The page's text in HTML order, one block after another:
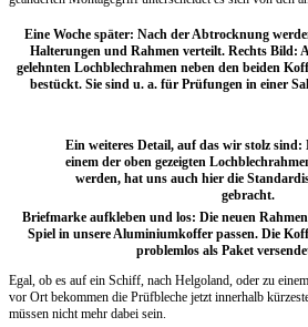
Eine Woche später: Nach der Abtrocknung
Halterungen und Rahmen verteilt. Rechts Bild:
gelehnten Lochblechrahmen neben den beiden
bestückt. Sie sind u. a. für Prüfungen in einer
Ein weiteres Detail, auf das wir stolz
einem der oben gezeigten
werden, hat uns auch hier die
gebracht.
Briefmarke aufkleben und los: Die neuen
Spiel in unsere Aluminiumkoffer passen. Die
problemlos als Paket
Egal, ob es auf ein Schiff, nach Helgoland, oder zu
vor Ort bekommen die Prüfbleche jetzt innerhalb
müssen nicht mehr dabei sein.